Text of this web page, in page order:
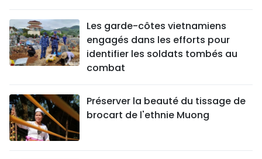
Les garde-côtes vietnamiens
engagés dans les efforts pour
identifier les soldats tombés au
combat
Préserver la beauté du tissage de
brocart de l'ethnie Muong